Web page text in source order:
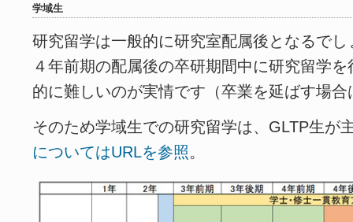
学域生
研究留学は一般的に研究室配属後となるで
４年前期の配属後の卒研期間中に研究留学
的に難しいのが実情です（卒業を延ばす場合
そのため学域生での研究留学は、GLTP生が
についてはURLを参照。